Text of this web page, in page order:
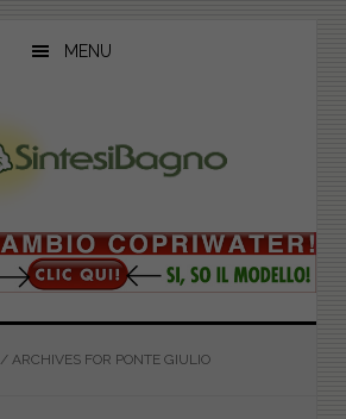
MENU
/ARCHIVES FOR PONTE GIULIO